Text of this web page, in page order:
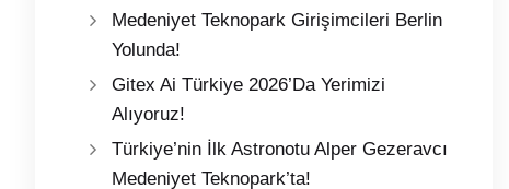
Medeniyet Teknopark Girişimcileri Berlin
Yolunda!
Gitex Ai Türkiye 2026’Da Yerimizi
Alıyoruz!
Türkiye’nin İlk Astronotu Alper Gezeravcı
Medeniyet Teknopark’ta!